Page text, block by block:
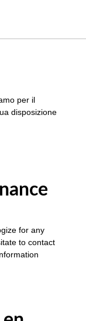
per il
disposizione
for any
to contact